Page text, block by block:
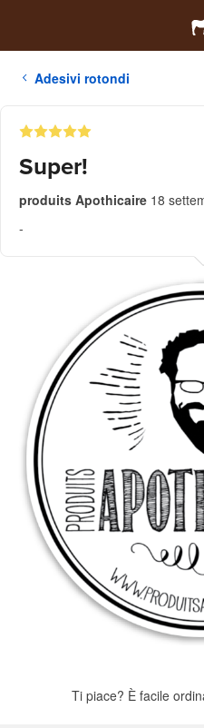
Adesivi rotondi
Super!
produits Apothicaire 18
-
Ti piace? È facile